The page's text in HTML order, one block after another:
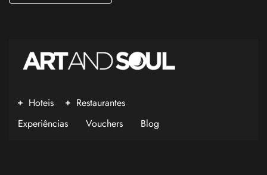
Hoteis
Restaurantes
Experiências
Vouchers Blog